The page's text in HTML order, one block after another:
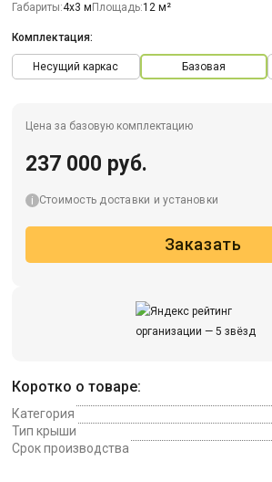
Габариты:4х3 м Площадь:12 м²
Комплектация:
Несущий каркас Базовая
Коротко о товаре:
Категория
Тип крыши
Срок производства
Цена за базовую комплектацию
237 000 руб.
Стоимость доставки и установки
Заказать